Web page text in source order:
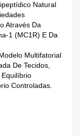
Natural
Através Da
1 (MC1R) E Da
Multifatorial
De Tecidos,
Equilíbrio
Controladas.